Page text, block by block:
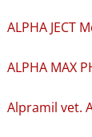
ALPHA JECT
ALPHA MAX
Alpramil vet.